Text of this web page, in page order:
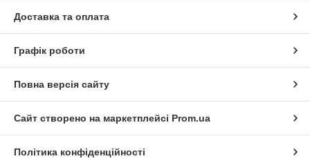
Доставка та оплата
Графік роботи
Повна версія сайту
Сайт створено на маркетплейсі Prom.ua
Політика конфіденційності